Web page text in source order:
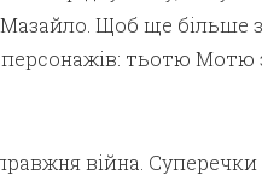
Щоб ще більше
персонажів: тьотю Мотю
війна.